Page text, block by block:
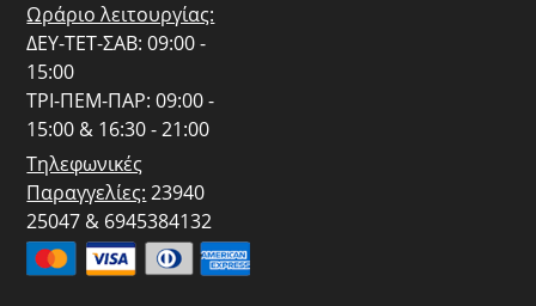
Ωράριο λειτουργίας:
ΔΕΥ-ΤΕΤ-ΣΑΒ: 09:00 -
15:00
ΤΡΙ-ΠΕΜ-ΠΑΡ: 09:00 -
15:00 & 16:30 - 21:00
Τηλεφωνικές
Παραγγελίες: 23940
25047 & 6945384132